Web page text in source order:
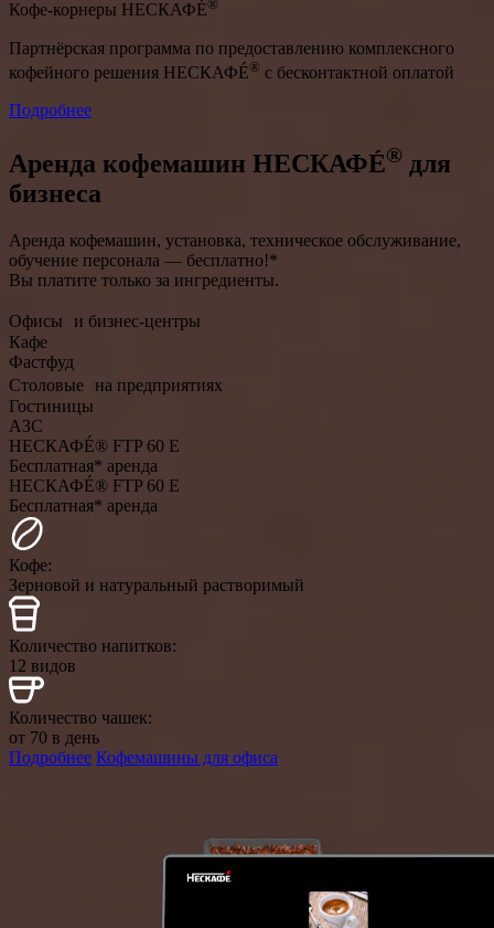
Кофе-корнеры НЕСКАФÉ®
Партнёрская программа по предоставлению комплексного
кофейного решения НЕСКАФÉ® с бесконтактной оплатой
Подробнее
Аренда кофемашин НЕСКАФÉ® для
бизнеса
Аренда кофемашин, установка, техническое обслуживание,
обучение персонала — бесплатно!*
Вы платите только за ингредиенты.
Офисы и бизнес-центры
Кафе
Фастфуд
Столовые на предприятиях
Гостиницы
АЗС
НЕСКАФÉ® FTP 60 E
Бесплатная* аренда
НЕСКАФÉ® FTP 60 E
Бесплатная* аренда
Кофе:
Зерновой и натуральный растворимый
Количество напитков:
12 видов
Количество чашек:
от 70 в день
Подробнее Кофемашины для офиса